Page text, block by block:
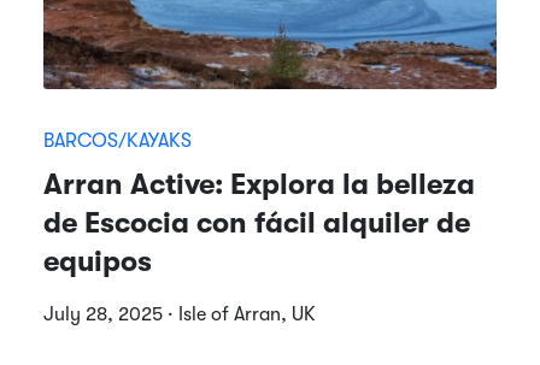
BARCOS/KAYAKS
Arran Active: Explora la belleza
de Escocia con fácil alquiler de
equipos
July 28, 2025 · Isle of Arran, UK